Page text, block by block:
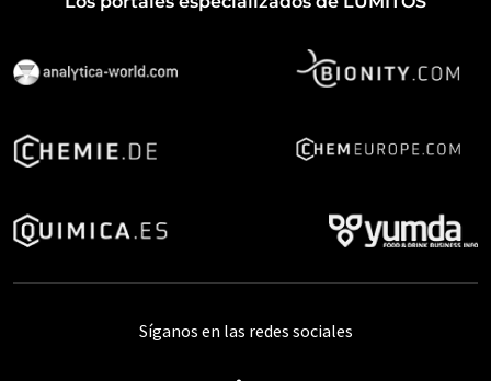
Síganos en las redes sociales